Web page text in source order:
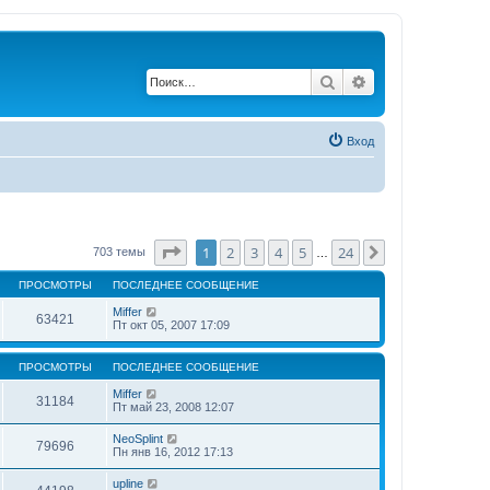
Поиск
Вход
703 темы Страница 1 из24
1 2 3 4 5 24
ПРОСМОТРЫ ПОСЛЕДНЕЕ СООБЩЕНИЕ
63421
Miffer
Пт окт 05, 2007 17:09
ПРОСМОТРЫ ПОСЛЕДНЕЕ СООБЩЕНИЕ
31184
Miffer
Пт май 23, 2008 12:07
79696
NeoSplint
Пн янв 16, 2012 17:13
upline